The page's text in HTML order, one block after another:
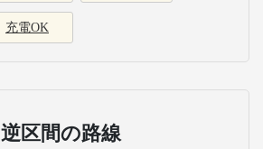
充電OK
逆区間の路線